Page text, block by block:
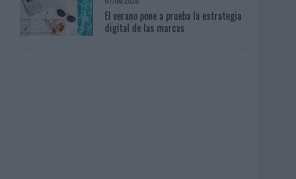
El verano pone a prueba la estrategia
digital de las marcas